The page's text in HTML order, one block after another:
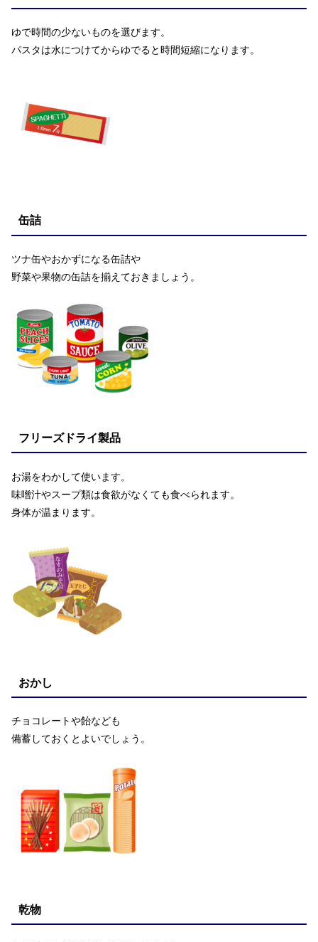
ゆで時間の少ないものを選びます。
パスタは水につけてからゆでると時間短縮になります。
缶詰
ツナ缶やおかずになる缶詰や
野菜や果物の缶詰を揃えておきましょう。
フリーズドライ製品
お湯をわかして使います。
味噌汁やスープ類は食欲がなくても食べられます。
身体が温まります。
おかし
チョコレートや飴なども
備蓄しておくとよいでしょう。
乾物